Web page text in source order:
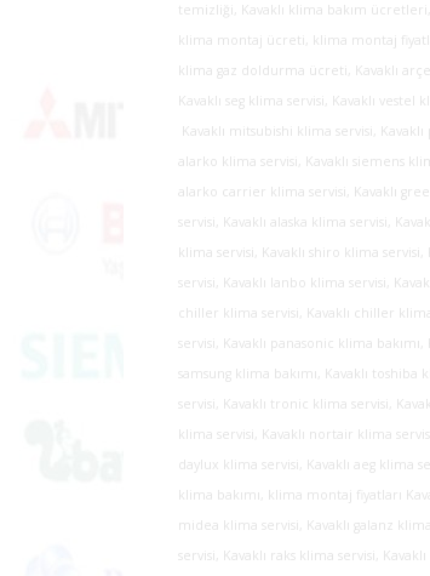
temizliği, Kavaklı klima bakım ücretleri,
klima montaj ücreti, klima montaj
klima gaz doldurma ücreti, Kavaklı
Kavaklı seg klima servisi, Kavaklı vestel
Kavaklı mitsubishi klima servisi,
alarko klima servisi, Kavaklı siemens
alarko carrier klima servisi, Kavaklı
servisi, Kavaklı alaska klima servisi,
klima servisi, Kavaklı shiro klima
servisi, Kavaklı lanbo klima servisi,
chiller klima servisi, Kavaklı chiller
servisi, Kavaklı panasonic klima
samsung klima bakımı, Kavaklı
servisi, Kavaklı tronic klima servisi,
klima servisi, Kavaklı nortair klima
daylux klima servisi, Kavaklı aeg klima
klima bakımı, klima montaj fiyatları
midea klima servisi, Kavaklı galanz
servisi, Kavaklı raks klima servisi,